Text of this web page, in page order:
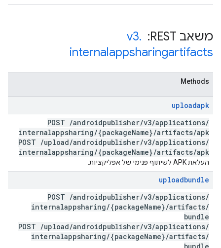
משאב REST: ‏ v3.
internalappsharingartifacts
Methods
uploadapk
POST /androidpublisher/v3/applications/
internalappsharing/{packageName}/artifacts/apk
POST /upload/androidpublisher/v3/applications/
internalappsharing/{packageName}/artifacts/apk
העלאת APK לשיתוף פנימי של אפליקציות.
uploadbundle
POST /androidpublisher/v3/applications/
internalappsharing/{packageName}/artifacts/
bundle
POST /upload/androidpublisher/v3/applications/
internalappsharing/{packageName}/artifacts/